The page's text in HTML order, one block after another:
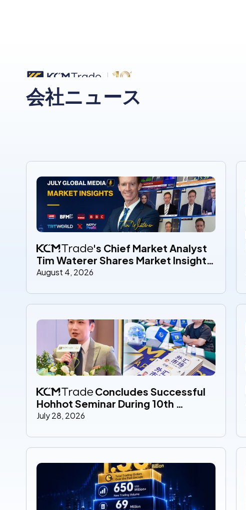
会社ニュース
's Chief Market Analyst
Tim Waterer Shares Market Insights
Across Global Media Throughout
August 4, 2026
Concludes Successful
Hohhot Seminar During 10th
Anniversary Celebrations
July 28, 2026